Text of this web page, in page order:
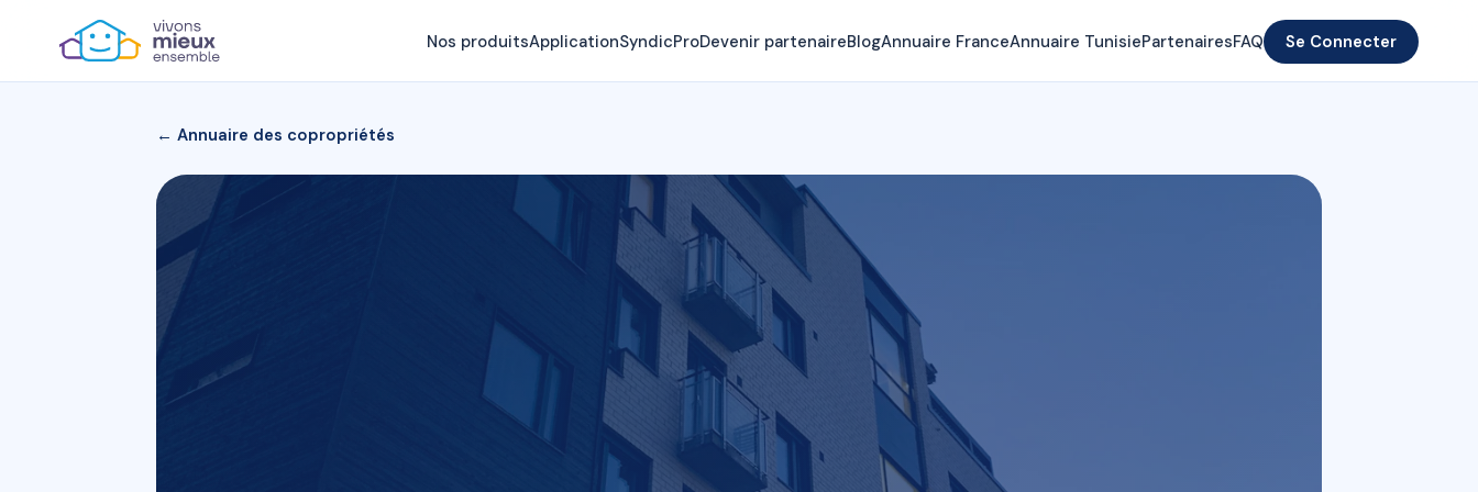
Nos produitsApplicationSyndicProDevenir partenaireBlogAnnuaire FranceAnnuaire TunisiePartenairesFAQ Se Connecter
← Annuaire des copropriétés